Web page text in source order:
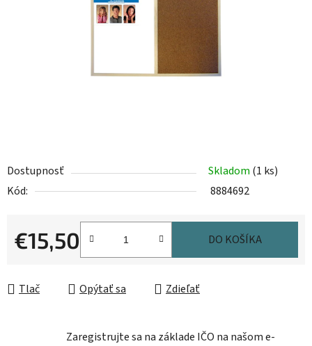
Dostupnosť Skladom (1 ks)
Kód:
8884692
€15,50
Jednotková cena:
DO KOŠÍKA
Tlač Opýtať sa Zdieľať
Zaregistrujte sa na základe IČO na našom e-